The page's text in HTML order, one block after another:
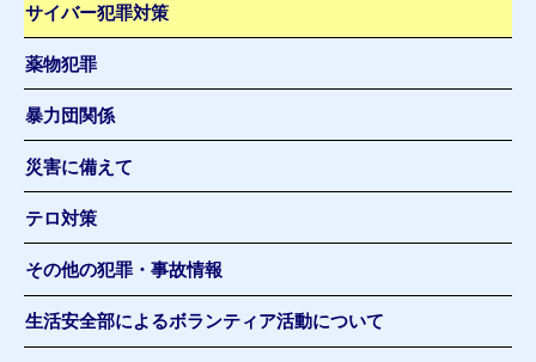
サイバー犯罪対策
薬物犯罪
暴力団関係
災害に備えて
テロ対策
その他の犯罪・事故情報
生活安全部によるボランティア活動について